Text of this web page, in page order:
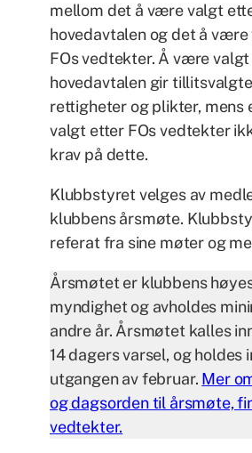
mellom det å være valgt
hovedavtalen og det å
FOs vedtekter. Å være
hovedavtalen gir
rettigheter og plikter, mens
valgt etter FOs vedtekter
krav på dette.
Klubbstyret velges av
klubbens årsmøte.
referat fra sine møter og
Årsmøtet er klubbens
myndighet og avholdes
andre år. Årsmøtet kalles
14 dagers varsel, og holdes
utgangen av februar. Mer
og dagsorden til årsmøte,
vedtekter.